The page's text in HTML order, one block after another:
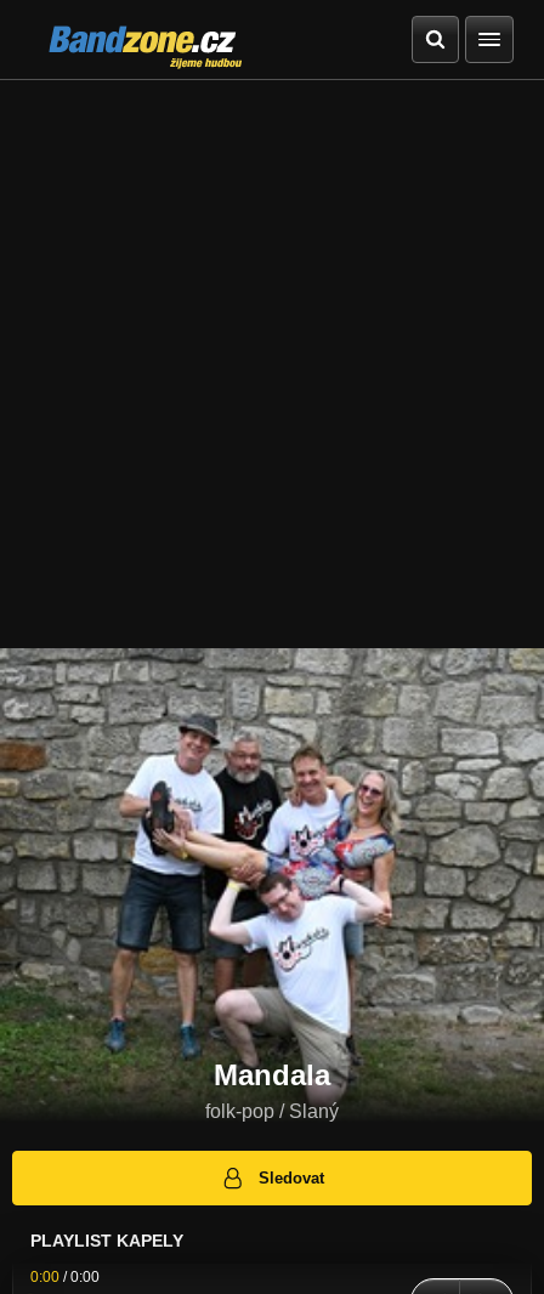
Bandzone.cz
žijeme hudbou
Mandala
folk-pop / Slaný
Sledovat
PLAYLIST KAPELY
0:00 /0:00